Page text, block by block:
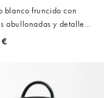
blanco fruncido con
abullonadas y detalle
de Accesorize